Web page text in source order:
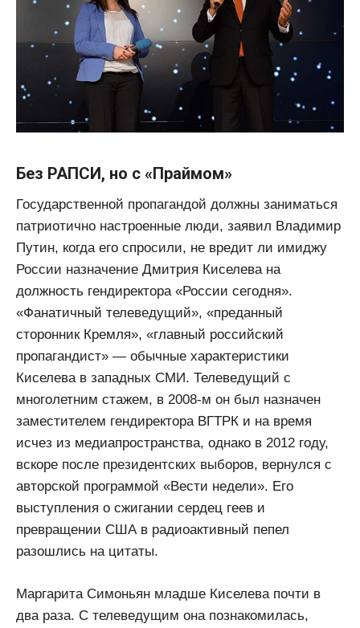
Без РАПСИ, но с «Праймом»
Государственной пропагандой должны заниматься
патриотично настроенные люди, заявил Владимир
Путин, когда его спросили, не вредит ли имиджу
России назначение Дмитрия Киселева на
должность гендиректора «России сегодня».
«Фанатичный телеведущий», «преданный
сторонник Кремля», «главный российский
пропагандист» — обычные характеристики
Киселева в западных СМИ. Телеведущий с
многолетним стажем, в 2008-м он был назначен
заместителем гендиректора ВГТРК и на время
исчез из медиапространства, однако в 2012 году,
вскоре после президентских выборов, вернулся с
авторской программой «Вести недели». Его
выступления о сжигании сердец геев и
превращении США в радиоактивный пепел
разошлись на цитаты.
Маргарита Симоньян младше Киселева почти в
два раза. С телеведущим она познакомилась,